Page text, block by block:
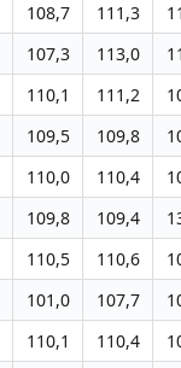
108,7 111,3
107,3 113,0
110,1 111,2
109,5 109,8
110,0 110,4
109,8 109,4
110,5 110,6
101,0 107,7
110,1 110,4